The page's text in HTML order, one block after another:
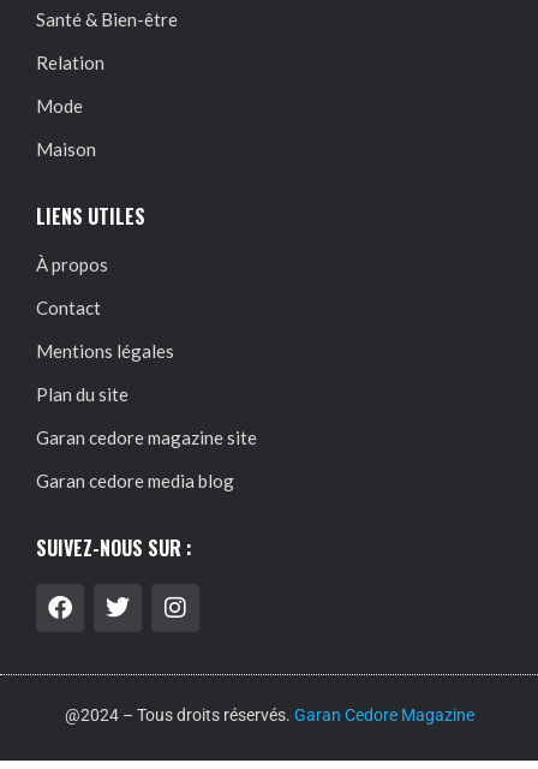
Santé & Bien-être
Relation
Mode
Maison
LIENS UTILES
À propos
Contact
Mentions légales
Plan du site
Garan cedore magazine site
Garan cedore media blog
SUIVEZ-NOUS SUR :
@2024 – Tous droits réservés. Garan Cedore Magazine